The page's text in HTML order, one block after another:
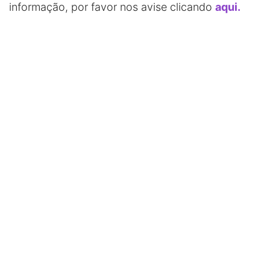
informação, por favor nos avise clicando aqui.